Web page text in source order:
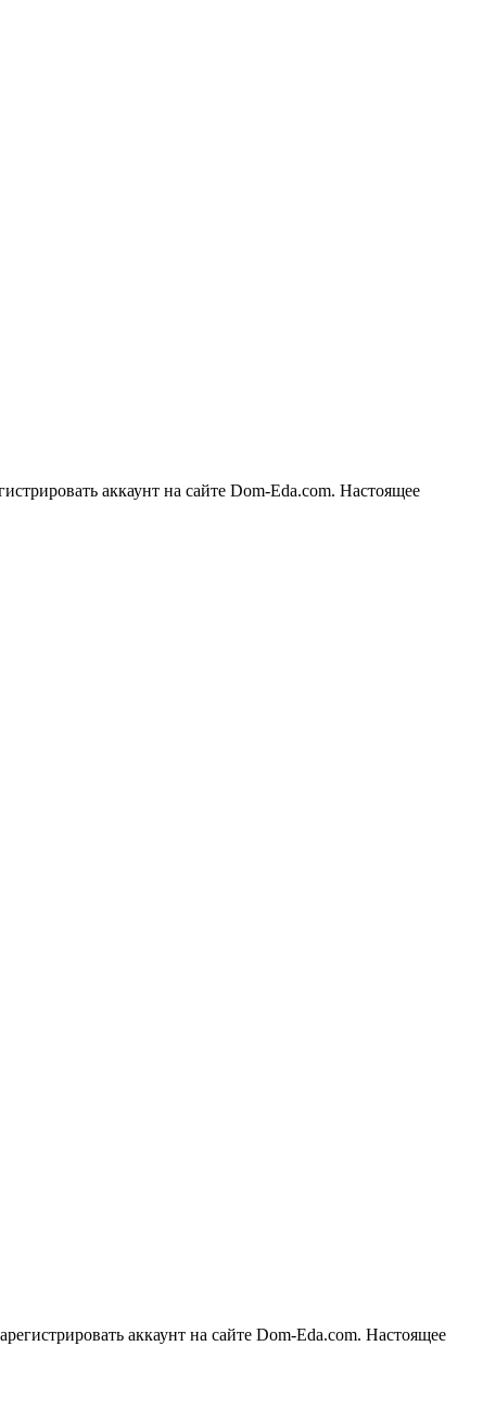
аккаунт на сайте Dom-Eda.com. Настоящее
аккаунт на сайте Dom-Eda.com. Настоящее